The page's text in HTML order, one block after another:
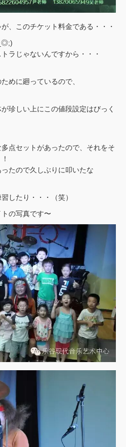
、このチケット料金である・・・
ラじゃないんですから・・・
めに廻っているので、
珍しい上にこの値段設定はびっく
点セットがあったので、それをそ
たので久しぶりに叩いたな
したり・・・（笑）
の写真です〜